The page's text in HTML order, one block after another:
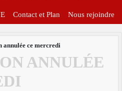
Contact et Plan Nous rejoindre
annulée ce mercredi
ANNULÉE